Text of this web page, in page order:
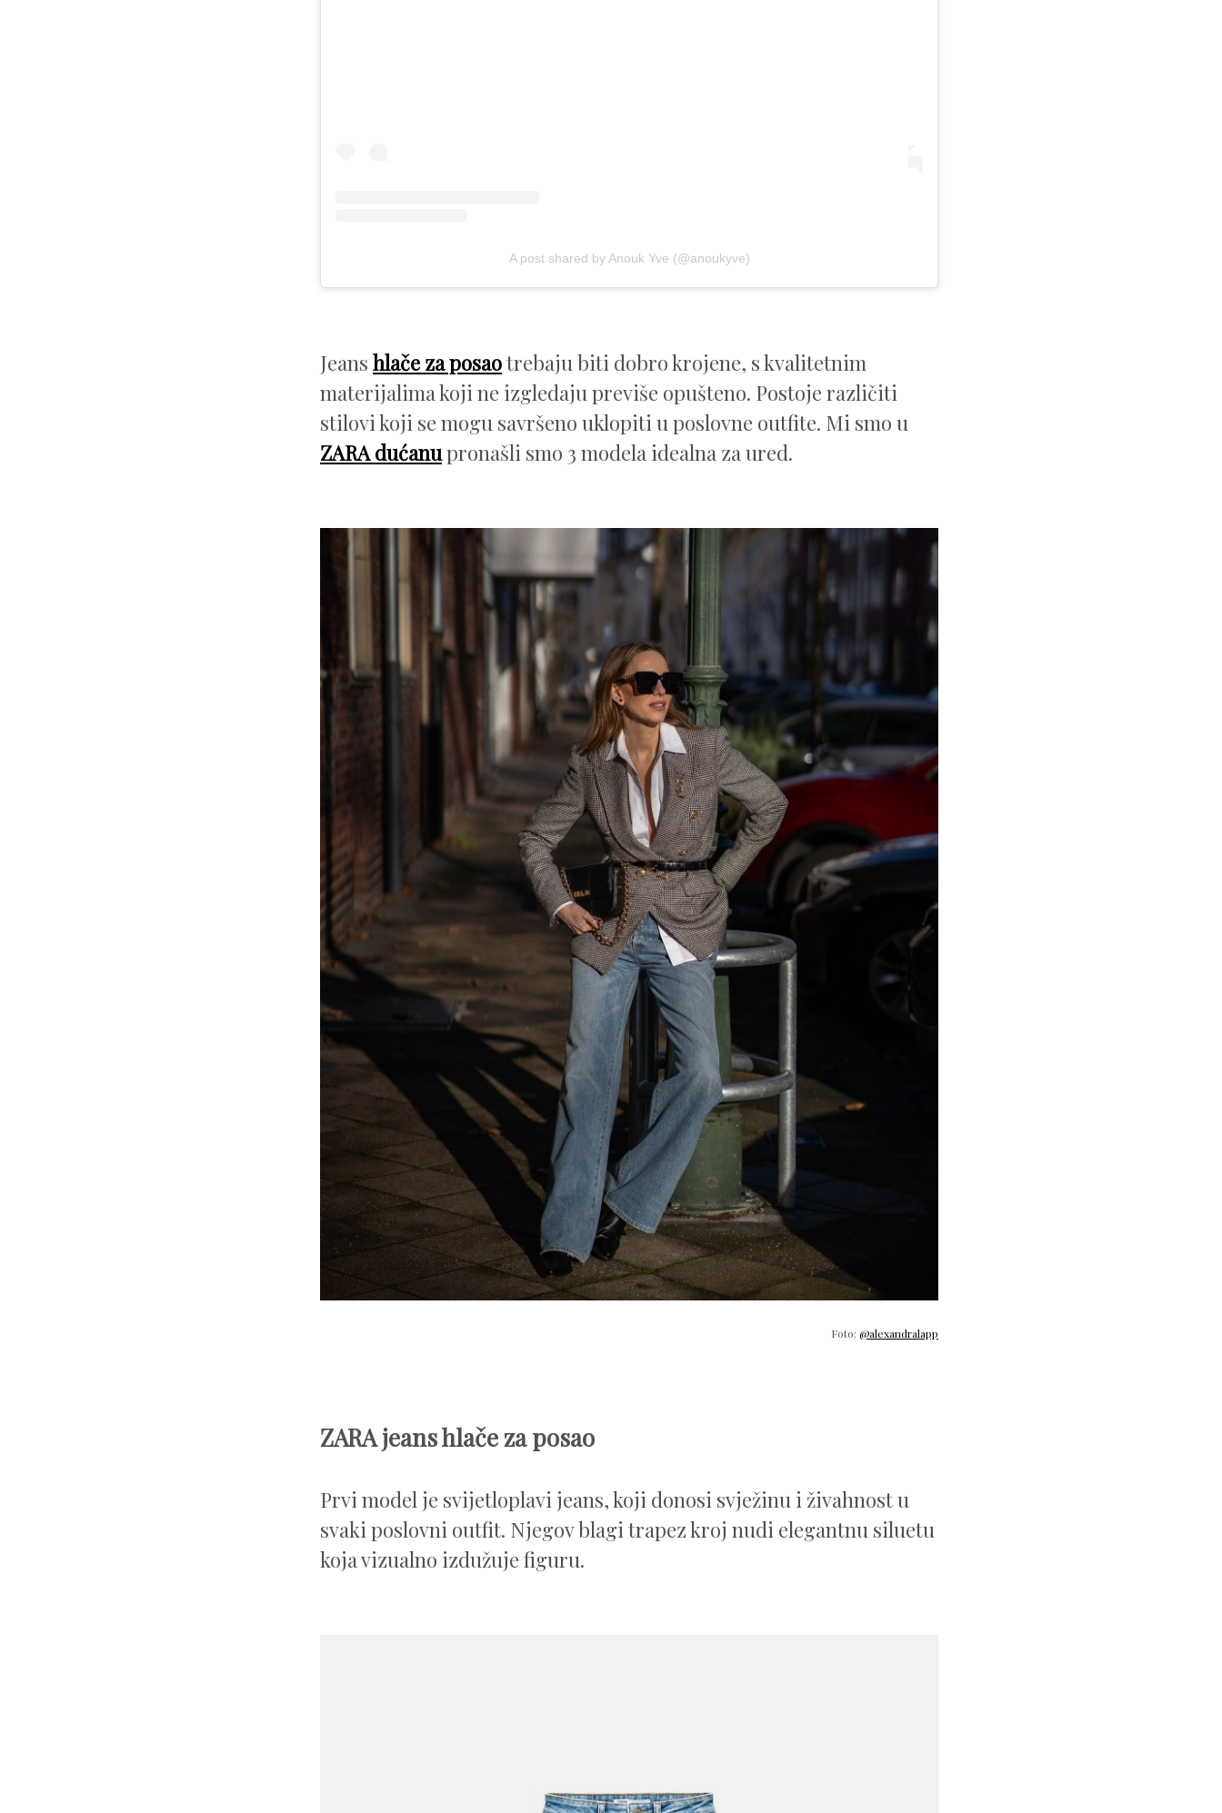
A post shared by Anouk Yve (@anoukyve)
Jeans hlače za posaotrebaju biti dobro krojene, s kvalitetnim
materijalima koji ne izgledaju previše opušteno. Postoje različiti
stilovi koji se mogu savršeno uklopiti u poslovne outfite. Mi smo u
ZARA dućanupronašli smo 3 modela idealna za ured.
Foto: @alexandralapp
ZARA jeans hlače za posao
Prvi model je svijetloplavi jeans, koji donosi svježinu i živahnost u
svaki poslovni outfit. Njegov blagi trapez kroj nudi elegantnu siluetu
koja vizualno izdužuje figuru.